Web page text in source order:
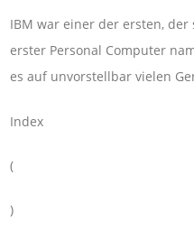
IBM war einer der ersten,
erster Personal Computer
es auf unvorstellbar vielen
Index
(
)